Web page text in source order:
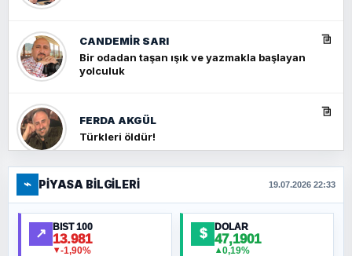
CANDEMIR SARI
Bir odadan taşan ışık ve yazmakla başlayan
yolculuk
FERDA AKGÜL
Türkleri öldür!
FERHAT BÜYÜKKALKAN
Ankara Zirvesi: NATO Toplantısı mı, Yeni
Ortadoğu Haritasının Provası mı?
⌁ PIYASA BILGILERI 19.07.2026 22:33
↗ BIST 100
13.981
▼-1,90%
$ DOLAR
47,1901
▲0,19%